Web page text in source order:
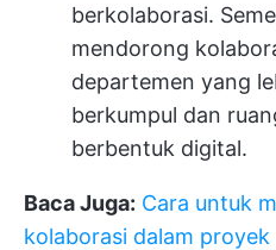
berkolaborasi.
mendorong
departemen yang
berkumpul dan
berbentuk digital.
Baca Juga: Cara untuk
kolaborasi dalam proyek